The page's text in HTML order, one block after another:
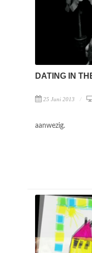
DATING IN
25 Juni 2013
aanwezig.